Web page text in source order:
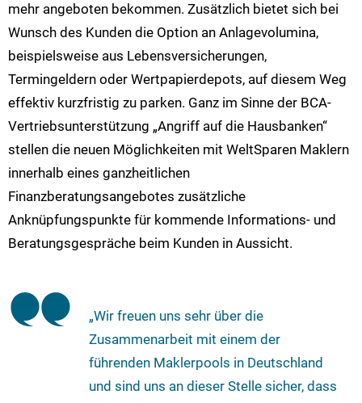
mehr angeboten bekommen. Zusätzlich bietet sich bei
Wunsch des Kunden die Option an Anlagevolumina,
beispielsweise aus Lebensversicherungen,
Termingeldern oder Wertpapierdepots, auf diesem Weg
effektiv kurzfristig zu parken. Ganz im Sinne der BCA-
Vertriebsunterstützung „Angriff auf die Hausbanken“
stellen die neuen Möglichkeiten mit WeltSparen Maklern
innerhalb eines ganzheitlichen
Finanzberatungsangebotes zusätzliche
Anknüpfungspunkte für kommende Informations- und
Beratungsgespräche beim Kunden in Aussicht.
„Wir freuen uns sehr über die
Zusammenarbeit mit einem der
führenden Maklerpools in Deutschland
und sind uns an dieser Stelle sicher, dass